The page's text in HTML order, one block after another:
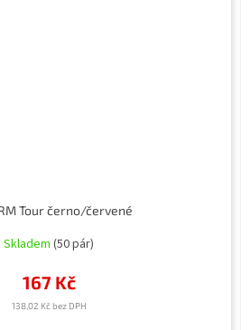
Tour černo/červené
Skladem (50 pár)
138,02 Kč bez DPH
167 Kč